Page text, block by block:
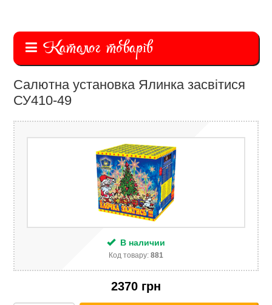
Каталог товарів
Салютна установка Ялинка засвітися
СУ410-49
В наличии
Код товару: 881
2370 грн